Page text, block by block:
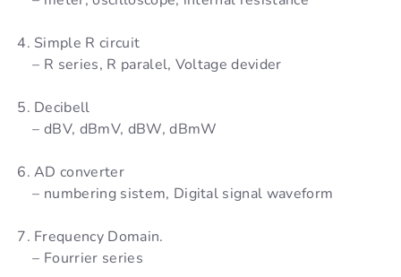
4. Simple R circuit
– R series, R paralel, Voltage devider
5. Decibell
– dBV, dBmV, dBW, dBmW
6. AD converter
– numbering sistem, Digital signal waveform
7. Frequency Domain.
– Fourrier series